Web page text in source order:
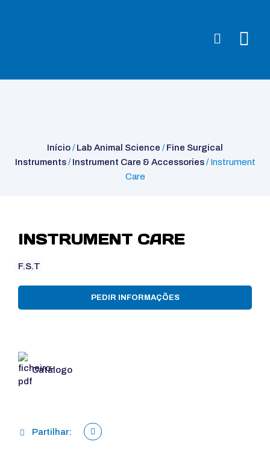
Início/Lab Animal Science /Fine Surgical
Instruments/Instrument Care & Accessories/ Instrument
Care
INSTRUMENT CARE
F.S.T
PEDIR INFORMAÇÕES
Catálogo
Partilhar: